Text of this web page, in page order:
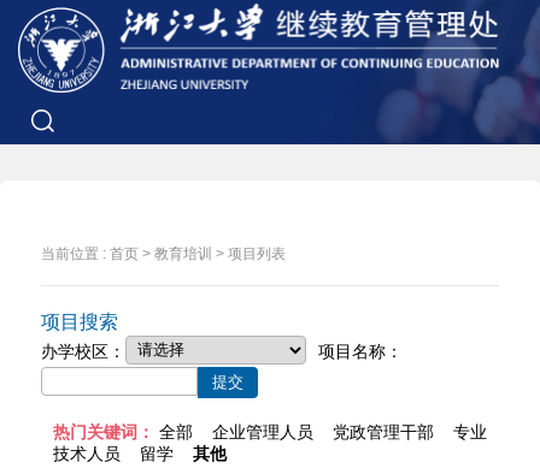
当前位置 : 首页 > 教育培训 > 项目列表
项目搜索
办学校区： 项目名称：
热门关键词： 全部 企业管理人员 党政管理干部
专业
技术人员
留学 其他